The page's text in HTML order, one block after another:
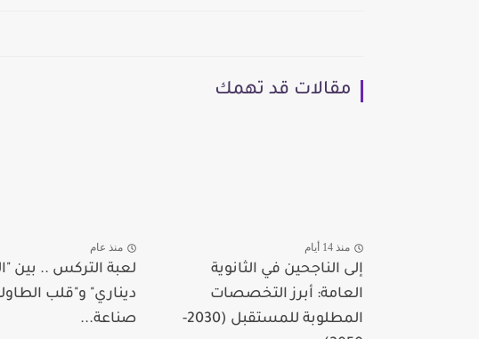
مقالات قد تهمك
منذ 14 أيام
إلى الناجحين في الثانوية
العامة: أبرز التخصصات
المطلوبة للمستقبل (2030-
منذ عام
لعبة التركس .. بين
ديناري" و"قلب
صناعة...